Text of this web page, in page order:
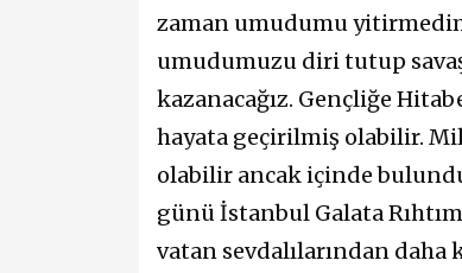
zaman umudumu
umudumuzu diri tutup
kazanacağız. Gençliğe
hayata geçirilmiş olabilir.
olabilir ancak içinde
günü İstanbul Galata
vatan sevdalılarından